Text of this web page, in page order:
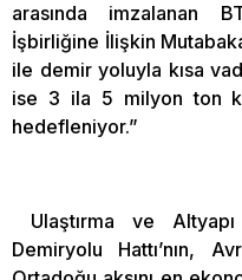
arasında imzalanan
İşbirliğine İlişkin
ile demir yoluyla kısa
ise 3 ila 5 milyon ton
hedefleniyor.”
Ulaştırma ve
Demiryolu Hattı’nın,